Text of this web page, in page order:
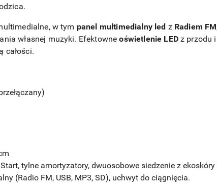
w tym panel multimedialny led z Radiem FM
własnej muzyki. Efektowneoświetlenie LEDz przodu i
całości.
tylne amortyzatory, dwuosobowe siedzenie z
(Radio FM, USB, MP3, SD), uchwyt do ciągnięcia.